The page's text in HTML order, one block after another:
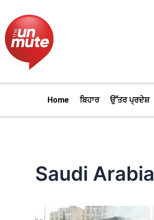
content
Home ਬਿਹਾਰ ਉੱਤਰ ਪ੍ਰਦੇਸ਼
Saudi Arabia